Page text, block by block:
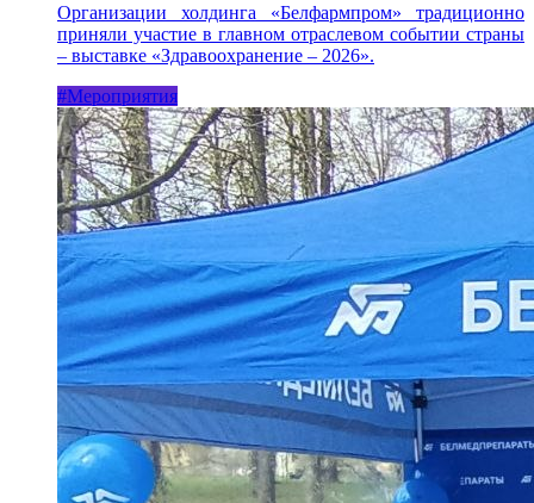
Организации холдинга «Белфармпром» традиционно
приняли участие в главном отраслевом событии страны
– выставке «Здравоохранение – 2026».
#Мероприятия